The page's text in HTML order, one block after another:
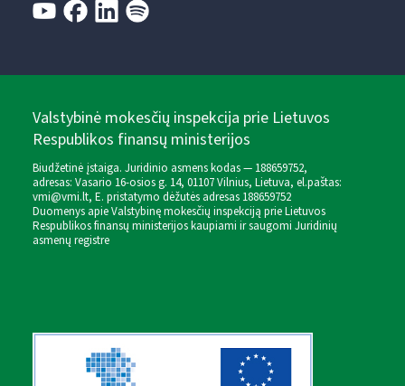
Valstybinė mokesčių inspekcija prie Lietuvos
Respublikos finansų ministerijos
Biudžetinė įstaiga. Juridinio asmens kodas — 188659752,
adresas: Vasario 16-osios g. 14, 01107 Vilnius, Lietuva, el.paštas:
vmi@vmi.lt, E. pristatymo dėžutės adresas 188659752
Duomenys apie Valstybinę mokesčių inspekciją prie Lietuvos
Respublikos finansų ministerijos kaupiami ir saugomi Juridinių
asmenų registre